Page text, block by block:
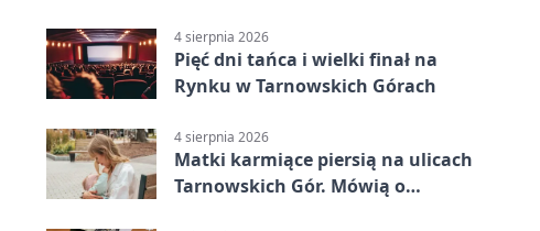
4 sierpnia 2026
Pięć dni tańca i wielki finał na
Rynku w Tarnowskich Górach
4 sierpnia 2026
Matki karmiące piersią na ulicach
Tarnowskich Gór. Mówią o